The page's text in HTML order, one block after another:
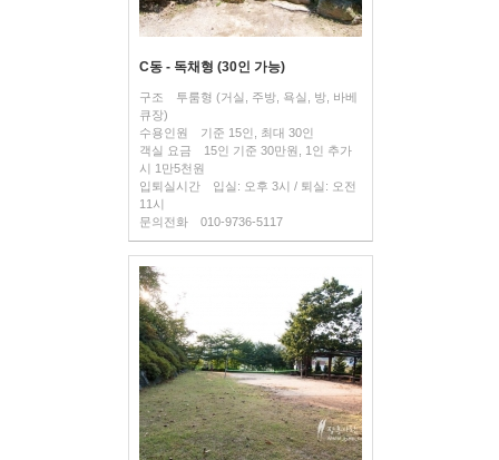
C동 - 독채형 (30인 가능)
구조
투룸형 (거실, 주방, 욕실, 방, 바베
큐장)
수용인원
기준 15인, 최대 30인
객실 요금
15인 기준 30만원, 1인 추가
시 1만5천원
입퇴실시간
입실: 오후 3시 / 퇴실: 오전
11시
문의전화
010-9736-5117